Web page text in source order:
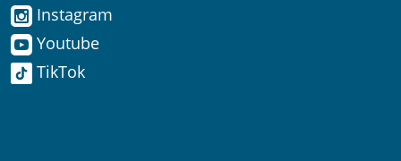
Instagram
Youtube
Instagram
Youtube
TikTok